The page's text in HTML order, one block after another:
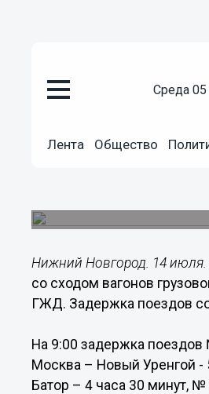
среда
Лента Общество
Происшествия
12
Нижний Новгород. 14 июля.
со сходом вагонов
ГЖД. Задержка поездов
На 9:00 задержка
Москва – Новый Уренгой
Батор – 4 часа 30 минут,